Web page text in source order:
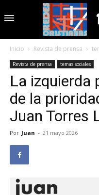
Inicio Revista de prensa
Revista de prensa temas sociales
La izquierda
de la
Juan Torres
Por Juan - 21 mayo 2026